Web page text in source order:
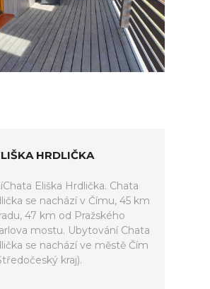
HRDLIČKA
Eliška Hrdlička. Chata
se nachází v Čímu, 45 km
47 km od Pražského
mostu. Ubytování Chata
se nachází ve městě Čím
kraj).